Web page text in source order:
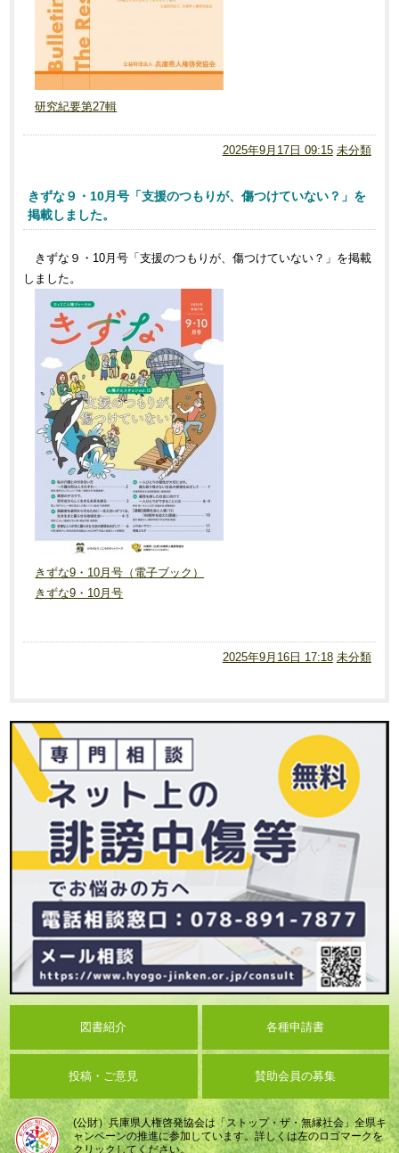
研究紀要第27輯
2025年9月17日 09:15 未分類
きずな９・10月号「支援のつもりが、傷つけていない？」を
掲載しました。
きずな９・10月号「支援のつもりが、傷つけていない？」を掲載
しました。
きずな9・10月号（電子ブック）
きずな9・10月号
2025年9月16日 17:18 未分類
図書紹介 各種申請書
投稿・ご意見 賛助会員の募集
(公財）兵庫県人権啓発協会は「ストップ・ザ・無縁社会」全県キ
ャンペーンの推進に参加しています。詳しくは左のロゴマークを
クリックしてください。